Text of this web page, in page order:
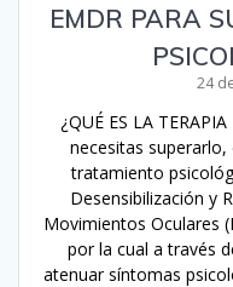
EMDR PARA
24
¿QUÉ ES LA
necesitas
tratamiento
Desensibilización y
Movimientos Oculares
por la cual a través
atenuar síntomas